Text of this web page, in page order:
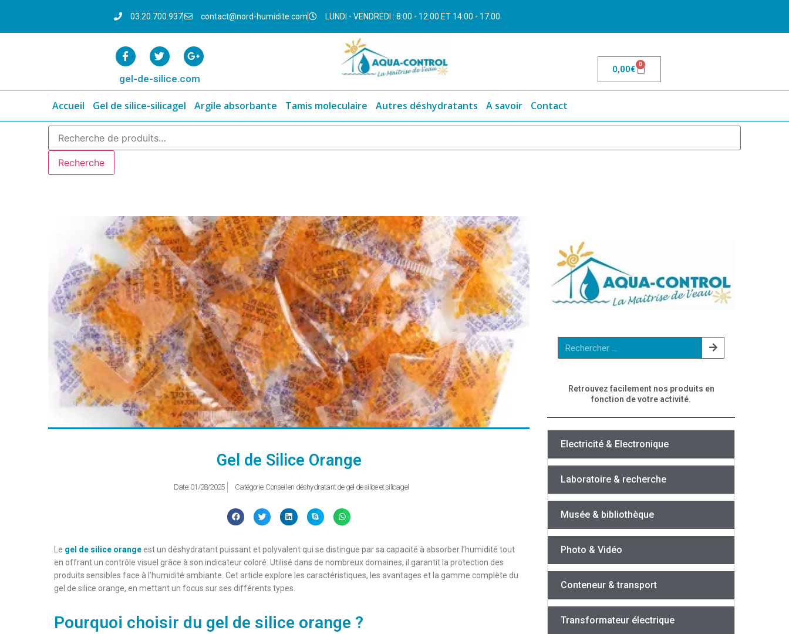
03.20.700.937 contact@nord-humidite.com LUNDI - VENDREDI : 8:00 - 12:00 ET 14:00 - 17:00
gel-de-silice.com
0,00€ 0
Accueil Gel de silice-silicagel Argile absorbante Tamis moleculaire Autres déshydratants A savoir Contact
Recherche
Gel de Silice Orange
Date: 01/28/2025 Catégorie: Conseil en déshydratant de gel de silice et silicagel
Le gel de silice orangeest un déshydratant puissant et polyvalent qui se distingue par sa capacité à absorber l’humidité tout
en offrant un contrôle visuel grâce à son indicateur coloré. Utilisé dans de nombreux domaines, il garantit la protection des
produits sensibles face à l’humidité ambiante. Cet article explore les caractéristiques, les avantages et la gamme complète du
gel de silice orange, en mettant un focus sur ses différents types.
Pourquoi choisir du gel de silice orange ?
Retrouvez facilement nos produits en
fonction de votre activité.
Electricité & Electronique
Laboratoire & recherche
Musée & bibliothèque
Photo & Vidéo
Conteneur & transport
Transformateur électrique